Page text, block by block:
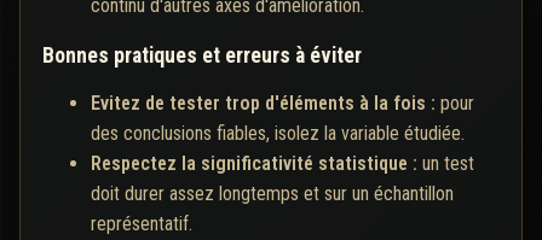
continu d'autres axes d'amélioration.
Bonnes pratiques et erreurs à éviter
Evitez de tester trop d'éléments à la fois : pour
des conclusions fiables, isolez la variable étudiée.
Respectez la significativité statistique : un test
doit durer assez longtemps et sur un échantillon
représentatif.